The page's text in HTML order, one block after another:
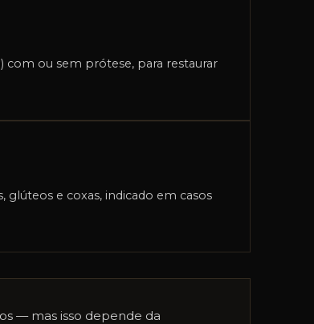
com ou sem prótese, para restaurar
e coxas, indicado em casos
— mas isso depende da